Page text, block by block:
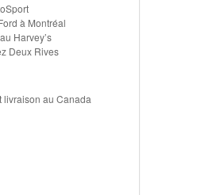
à Montréal
Harvey’s
Deux Rives
livraison au Canada